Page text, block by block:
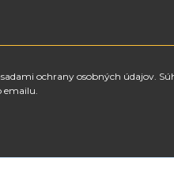
ochrany osobných údajov.
emailu.